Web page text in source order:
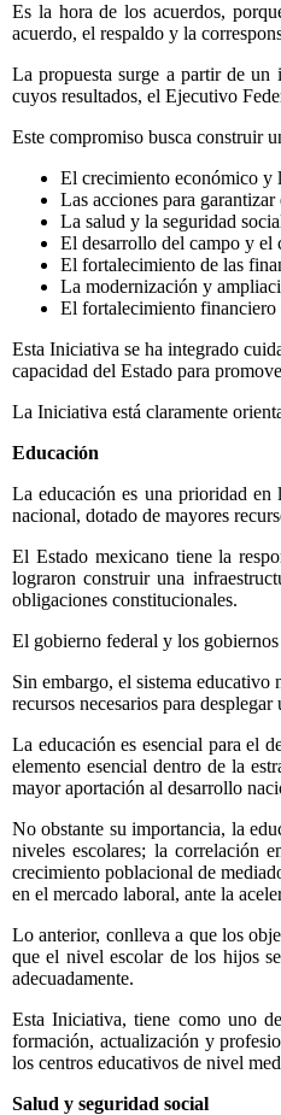
Es la hora de los acuerdos,
acuerdo, el respaldo y la
La propuesta surge a partir de un
cuyos resultados, el Ejecutivo
Este compromiso busca construir
El crecimiento económico y
Las acciones para
La salud y la seguridad
El desarrollo del campo y el
El fortalecimiento de las
La modernización y
El fortalecimiento financiero
Esta Iniciativa se ha integrado
capacidad del Estado para
La Iniciativa está claramente
Educación
La educación es una prioridad
nacional, dotado de mayores
El Estado mexicano tiene la
lograron construir una
obligaciones constitucionales.
El gobierno federal y los
Sin embargo, el sistema
recursos necesarios para
La educación es esencial para el
elemento esencial dentro de la
mayor aportación al desarrollo
No obstante su importancia, la
niveles escolares; la correlación
crecimiento poblacional de
en el mercado laboral, ante la
Lo anterior, conlleva a que los
que el nivel escolar de los hijos
adecuadamente.
Esta Iniciativa, tiene como uno
formación, actualización y
los centros educativos de nivel
Salud y seguridad social